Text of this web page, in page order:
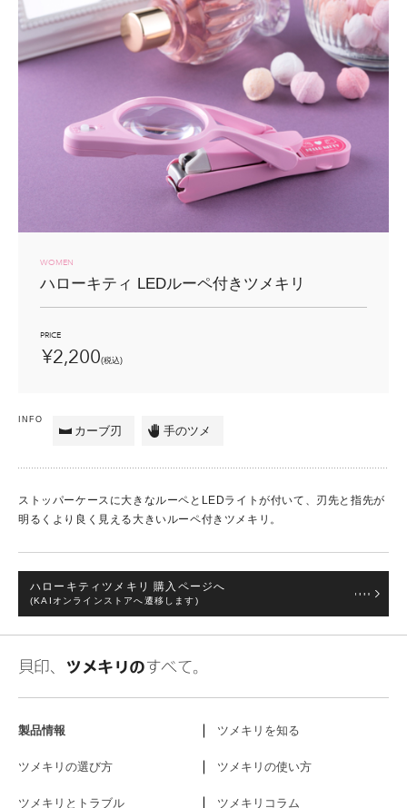
WOMEN
ハローキティ LEDルーペ付き ツメキリ
PRICE
¥2,200(税込)
INFO
カーブ刃 手のツメ
ストッパーケースに大きなルーペとLEDライトが付いて、刃先と指先が
明るくより良く見える大きいルーペ付きツメキリ。
ハローキティツメキリ 購入ページへ
(KAIオンラインストアへ遷移します)
貝印、 ツメキリのすべて。
製品情報 ツメキリを知る
ツメキリの選び方 ツメキリの使い方
ツメキリとトラブル ツメキリコラム